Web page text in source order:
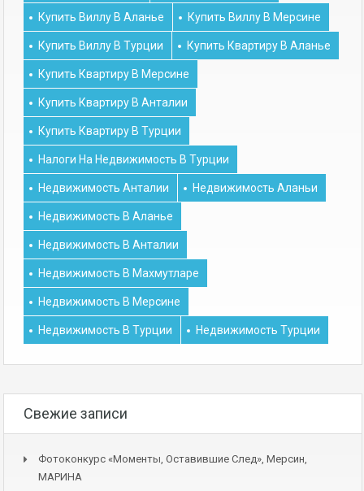
Купить Виллу В Аланье Купить Виллу В Мерсине
Купить Виллу В Турции Купить Квартиру В Аланье
Купить Квартиру В Мерсине
Купить Квартиру В Анталии
Купить Квартиру В Турции
Налоги На Недвижимость В Турции
Недвижимость Анталии Недвижимость Аланьи
Недвижимость В Аланье
Недвижимость В Анталии
Недвижимость В Махмутларе
Недвижимость В Мерсине
Недвижимость В Турции Недвижимость Турции
Свежие записи
Фотоконкурс «Моменты, Оставившие След», Мерсин,
МАРИНА